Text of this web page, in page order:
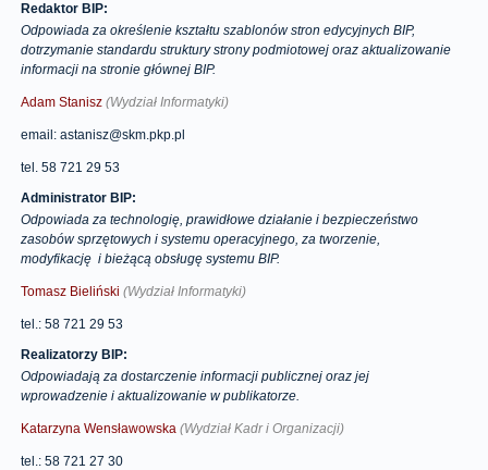
Redaktor BIP:
Odpowiada za określenie kształtu szablonów stron edycyjnych BIP,
dotrzymanie standardu struktury strony podmiotowej oraz aktualizowanie
informacji na stronie głównej BIP.
Adam Stanisz (Wydział Informatyki)
email: astanisz@skm.pkp.pl
tel. 58 721 29 53
Administrator BIP:
Odpowiada za technologię, prawidłowe działanie i bezpieczeństwo
zasobów sprzętowych i systemu operacyjnego, za tworzenie,
modyfikację i bieżącą obsługę systemu BIP.
Tomasz Bieliński (Wydział Informatyki)
tel.: 58 721 29 53
Realizatorzy BIP:
Odpowiadają za dostarczenie informacji publicznej oraz jej
wprowadzenie i aktualizowanie w publikatorze.
Katarzyna Wensławowska (Wydział Kadr i Organizacji)
tel.: 58 721 27 30